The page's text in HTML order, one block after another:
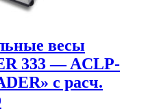
весы
333 — ACLP-
с расч.